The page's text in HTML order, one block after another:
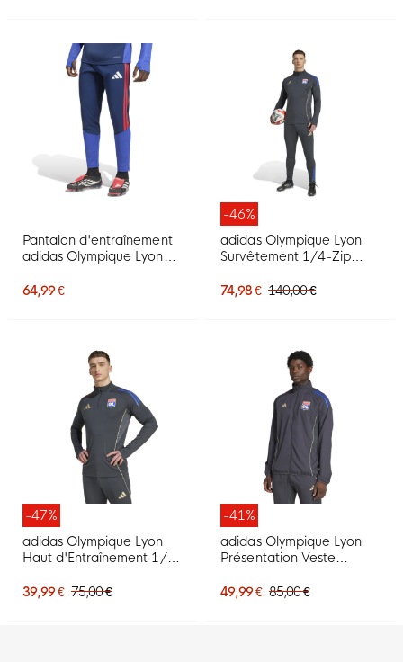
Pantalon d'entraînement
adidas Olympique Lyon
rouge
64,99 €
-46%
adidas Olympique Lyon
Survêtement 1/4-Zip
Doré Rouge Bleu
74,98 € 140,00 €
-47%
adidas Olympique Lyon
Haut d'Entraînement 1/4-
Foncé Doré Rouge Bleu
39,99 € 75,00 €
-41%
adidas Olympique Lyon
Présentation Veste
2026 Gris Foncé Doré
49,99 € 85,00 €